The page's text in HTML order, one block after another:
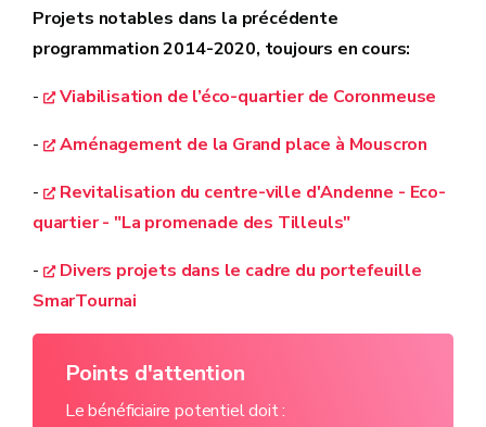
Projets notables dans la précédente
programmation 2014-2020, toujours en cours:
-
Viabilisation de l’éco-quartier de Coronmeuse
-
Aménagement de la Grand place à Mouscron
-
Revitalisation du centre-ville d'Andenne - Eco-
quartier - "La promenade des Tilleuls"
-
Divers projets dans le cadre du portefeuille
SmarTournai
Points d'attention
Le bénéficiaire potentiel doit :